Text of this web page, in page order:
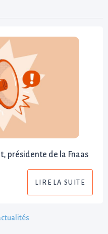
présidente de la Fnaas
LIRE LA SUITE